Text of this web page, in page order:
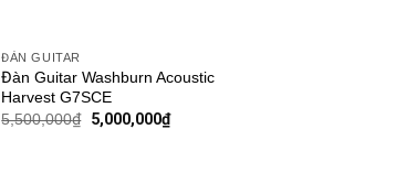
Add to
ĐÀN GUITAR
Đàn Guitar Washburn Acoustic
Harvest G7SCE
5,500,000₫ 5,000,000₫